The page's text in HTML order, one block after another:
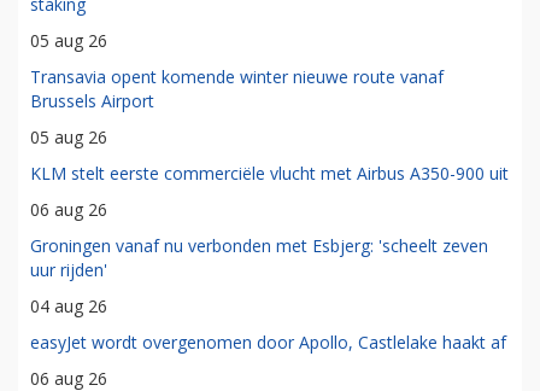
05 aug 26
Transavia opent komende winter nieuwe route vanaf
Brussels Airport
05 aug 26
KLM stelt eerste commerciële vlucht met Airbus A350-900 uit
06 aug 26
Groningen vanaf nu verbonden met Esbjerg: 'scheelt zeven
uur rijden'
04 aug 26
easyJet wordt overgenomen door Apollo, Castlelake haakt af
06 aug 26